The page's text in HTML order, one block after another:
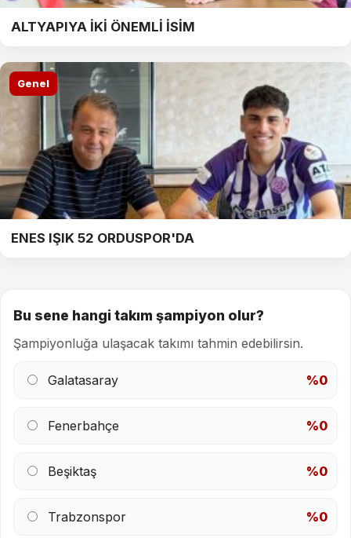
ALTYAPIYA İKİ ÖNEMLİ İSİM
Genel
ENES IŞIK 52 ORDUSPOR'DA
Bu sene hangi takım şampiyon olur?
Şampiyonluğa ulaşacak takımı tahmin edebilirsin.
Galatasaray %0
Fenerbahçe %0
Beşiktaş %0
Trabzonspor %0